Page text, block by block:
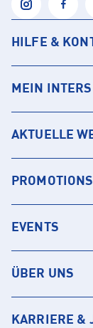
HILFE &
MEIN
AKTUELLE
EVENTS
ÜBER UNS
KARRIERE &